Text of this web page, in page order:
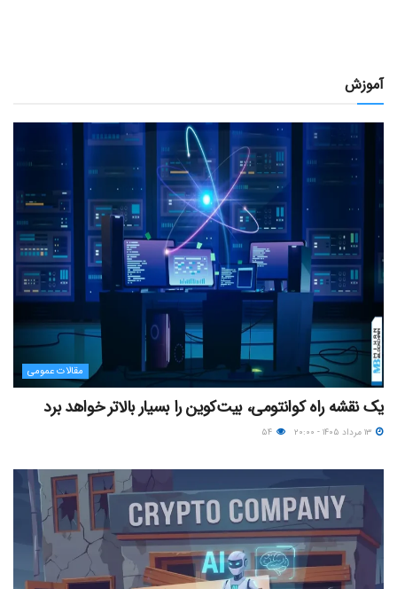
آموزش
مقالات عمومی
یک نقشه راه کوانتومی، بیت‌کوین را بسیار بالاتر خواهد برد